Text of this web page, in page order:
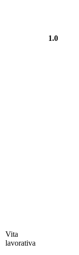
1.0
Vita
lavorativa